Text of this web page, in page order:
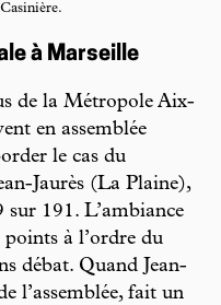
à Marseille
de la Métropole Aix-
en assemblée
le cas du
Jaurès (La Plaine),
191. L’ambiance
à l’ordre du
débat. Quand Jean-
l’assemblée, fait un